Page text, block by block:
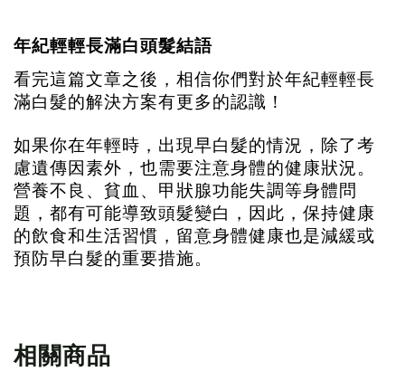
年紀輕輕長滿白頭髮結語
看完這篇文章之後，相信你們對於年紀輕輕長
滿白髮的解決方案有更多的認識！
如果你在年輕時，出現早白髮的情況，除了考
慮遺傳因素外，也需要注意身體的健康狀況。
營養不良、貧血、甲狀腺功能失調等身體問
題，都有可能導致頭髮變白，因此，保持健康
的飲食和生活習慣，留意身體健康也是減緩或
預防早白髮的重要措施。
相關商品